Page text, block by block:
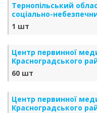
Тернопільський
соціально-
1 шт
Центр первинної
Красноградського
60 шт
Центр первинної
Красноградського